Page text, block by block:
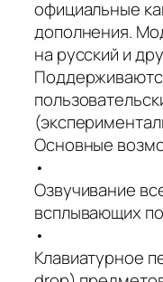
официальные
дополнения.
на русский и
Основные
•
Озвучивание
всплывающих
•
Клавиатурное